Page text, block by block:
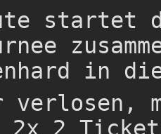
startet
in
verlosen,
2x 2